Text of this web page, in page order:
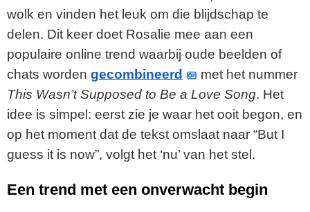
wolk en vinden het leuk om die blijdschap te
delen. Dit keer doet Rosalie mee aan een
populaire online trend waarbij oude beelden of
chats worden gecombineerd
met het nummer
This Wasn’t Supposed to Be a Love Song. Het
idee is simpel: eerst zie je waar het ooit begon, en
op het moment dat de tekst omslaat naar “But I
guess it is now”, volgt het ‘nu’ van het stel.
Een trend met een onverwacht begin